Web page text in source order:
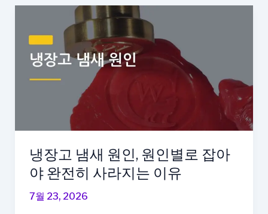
거,
묵
은
만
에
끝
내
냉장고 냄새 원인, 원인별로 잡아
야 완전히 사라지는 이유
7월 23, 2026